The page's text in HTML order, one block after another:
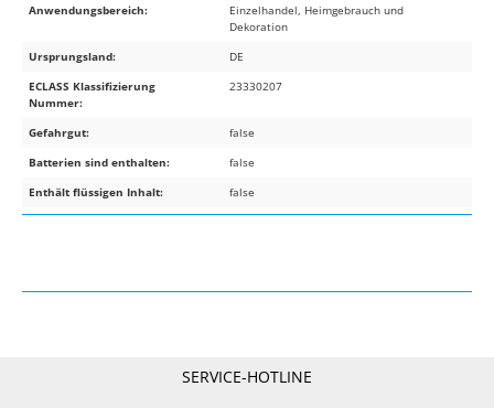
Anwendungsbereich:
Einzelhandel, Heimgebrauch und
Dekoration
Ursprungsland:
DE
ECLASS Klassifizierung
Nummer:
23330207
Gefahrgut:
false
Batterien sind enthalten:
false
Enthält flüssigen Inhalt:
false
SERVICE-HOTLINE